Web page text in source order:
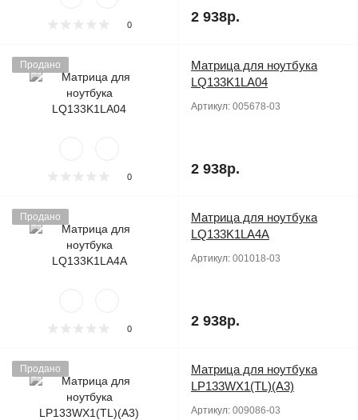
0 2 938р.
Продано
0
Матрица для ноутбука
LQ133K1LA04
Артикул: 005678-03
2 938р.
Продано
0
Матрица для ноутбука
LQ133K1LA4A
Артикул: 001018-03
2 938р.
Продано
Матрица для ноутбука
LP133WX1(TL)(A3)
Артикул: 009086-03